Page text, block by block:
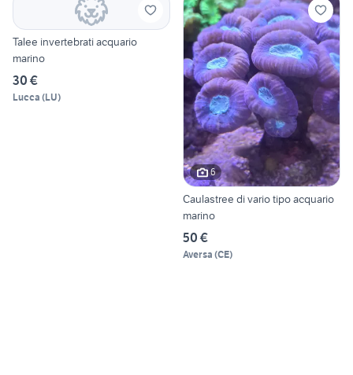
Talee invertebrati acquario
marino
30 €
Lucca (LU)
6
Caulastree di vario tipo acquario
marino
50 €
Aversa (CE)